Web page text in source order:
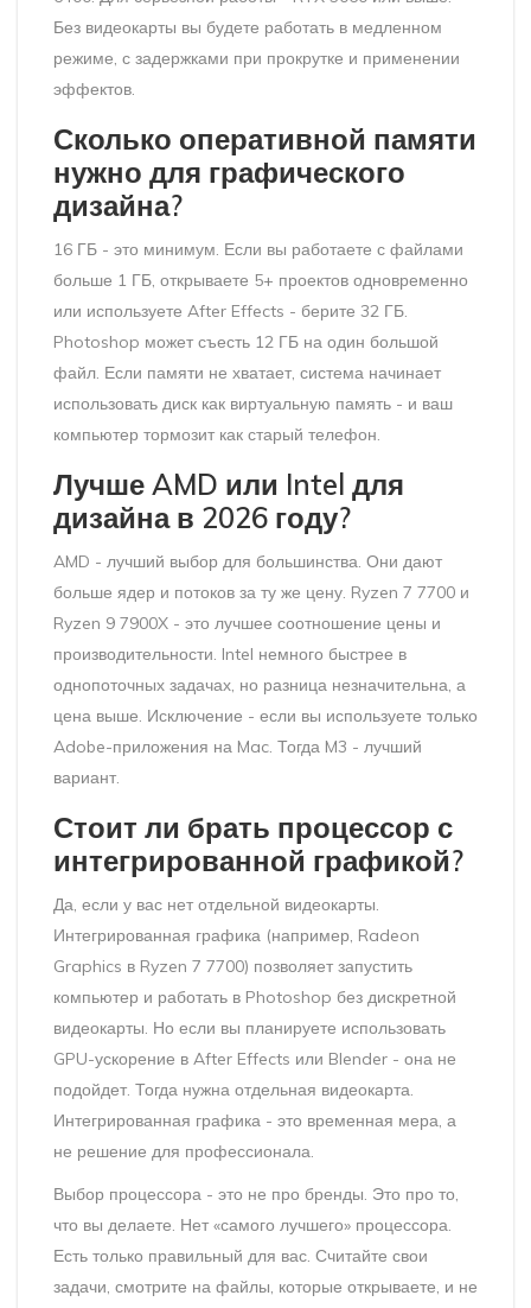
Без видеокарты вы будете работать в медленном
режиме, с задержками при прокрутке и применении
эффектов.
Сколько оперативной памяти
нужно для графического
дизайна?
16 ГБ - это минимум. Если вы работаете с файлами
больше 1 ГБ, открываете 5+ проектов одновременно
или используете After Effects - берите 32 ГБ.
Photoshop может съесть 12 ГБ на один большой
файл. Если памяти не хватает, система начинает
использовать диск как виртуальную память - и ваш
компьютер тормозит как старый телефон.
Лучше AMD или Intel для
дизайна в 2026 году?
AMD - лучший выбор для большинства. Они дают
больше ядер и потоков за ту же цену. Ryzen 7 7700 и
Ryzen 9 7900X - это лучшее соотношение цены и
производительности. Intel немного быстрее в
однопоточных задачах, но разница незначительна, а
цена выше. Исключение - если вы используете только
Adobe-приложения на Mac. Тогда M3 - лучший
вариант.
Стоит ли брать процессор с
интегрированной графикой?
Да, если у вас нет отдельной видеокарты.
Интегрированная графика (например, Radeon
Graphics в Ryzen 7 7700) позволяет запустить
компьютер и работать в Photoshop без дискретной
видеокарты. Но если вы планируете использовать
GPU-ускорение в After Effects или Blender - она не
подойдет. Тогда нужна отдельная видеокарта.
Интегрированная графика - это временная мера, а
не решение для профессионала.
Выбор процессора - это не про бренды. Это про то,
что вы делаете. Нет «самого лучшего» процессора.
Есть только правильный для вас. Считайте свои
задачи, смотрите на файлы, которые открываете, и не